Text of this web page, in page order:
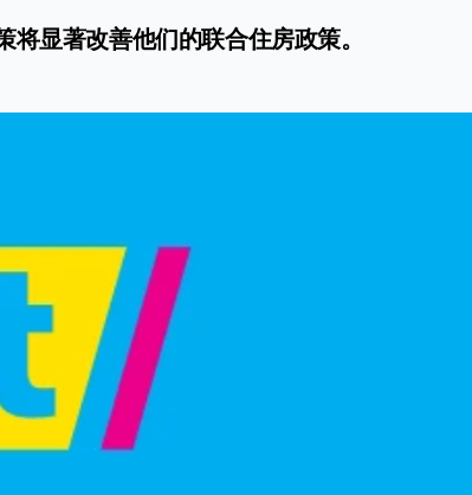
显著改善他们的联合住房政策。